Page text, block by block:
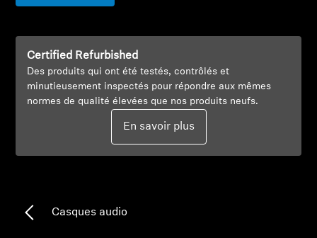
Innovations
Sound Space
Support
Certified Refurbished
Des produits qui ont été testés, contrôlés et
minutieusement inspectés pour répondre aux mêmes
normes de qualité élevées que nos produits neufs.
En savoir plus
Casques audio